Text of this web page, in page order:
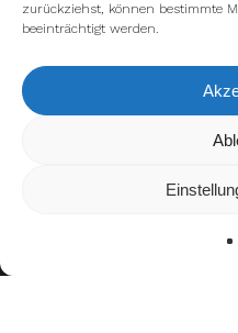
zurückziehst, können bestimmte
beeinträchtigt werden.
facebook youtube
Wir verwenden Cookies, um
kannst
verwenden oder sie